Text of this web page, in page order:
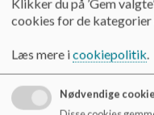
hvilke børn der kommer i
ankommer.
Alle børn, der afleveres
ankommer kl. 6.30. De
mulighed for at møde i
Klikker du på ’Gem
cookies for de kategorier
Læs mere icookiepolitik.
Nødvendige